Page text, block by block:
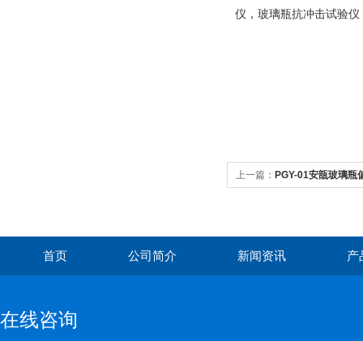
仪，玻璃瓶抗冲击试验
上一篇： PGY-01安瓿玻璃瓶
首页 公司简介 新闻资讯 产
在线咨询